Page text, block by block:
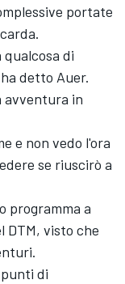
portate
qualcosa di
detto Auer.
avventura in
e non vedo l'ora
se riuscirò a
programma a
DTM, visto che
di